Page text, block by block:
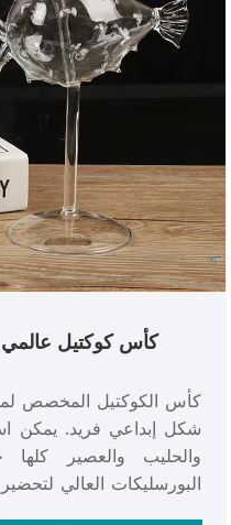
كأس كوكتيل عالمي
كأس الكوكتيل المخصص
شكل إبداعي فريد. يمكن
والحليب والعصير
البورسليكات العالي